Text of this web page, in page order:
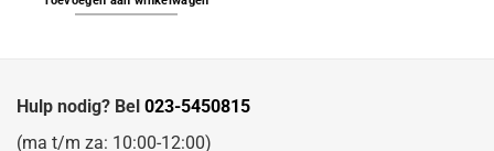
Hulp nodig? Bel 023-5450815
(ma t/m za: 10:00-12:00)